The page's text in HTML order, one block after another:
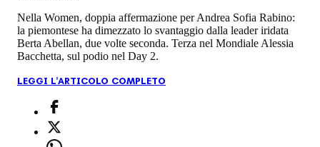
Nella Women, doppia affermazione per Andrea Sofia Rabino:
la piemontese ha dimezzato lo svantaggio dalla leader iridata
Berta Abellan, due volte seconda. Terza nel Mondiale Alessia
Bacchetta, sul podio nel Day 2.
LEGGI L'ARTICOLO COMPLETO